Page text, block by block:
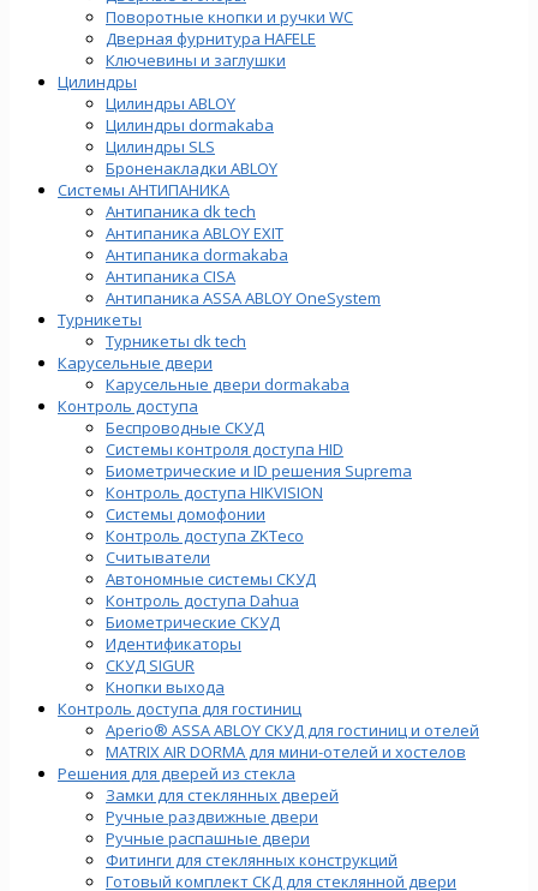
Поворотные кнопки и ручки WC
Дверная фурнитура HAFELE
Ключевины и заглушки
Цилиндры
Цилиндры ABLOY
Цилиндры dormakaba
Цилиндры SLS
Броненакладки ABLOY
Системы АНТИПАНИКА
Антипаника dk tech
Антипаника ABLOY EXIT
Антипаника dormakaba
Антипаника СISA
Антипаника ASSA ABLOY OneSystem
Турникеты
Турникеты dk tech
Карусельные двери
Карусельные двери dormakaba
Контроль доступа
Беспроводные СКУД
Системы контроля доступа HID
Биометрические и ID решения Suprema
Контроль доступа HIKVISION
Системы домофонии
Контроль доступа ZKTeco
Считыватели
Автономные системы СКУД
Контроль доступа Dahua
Биометрические СКУД
Идентификаторы
СКУД SIGUR
Кнопки выхода
Контроль доступа для гостиниц
Aperio® ASSA ABLOY СКУД для гостиниц и отелей
MATRIX AIR DORMA для мини-отелей и хостелов
Решения для дверей из стекла
Замки для стеклянных дверей
Ручные раздвижные двери
Ручные распашные двери
Фитинги для стеклянных конструкций
Готовый комплект СКД для стеклянной двери